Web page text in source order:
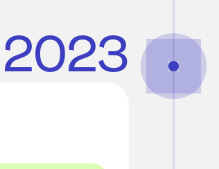
2023